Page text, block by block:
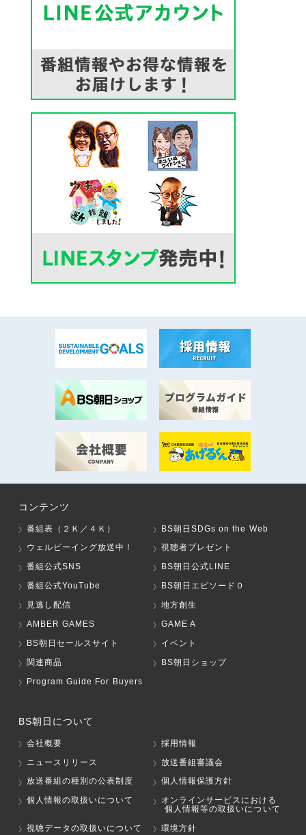
コンテンツ
番組表（２Ｋ／４Ｋ）
BS朝日SDGs on the Web
ウェルビーイング放送中！
視聴者プレゼント
番組公式SNS
BS朝日公式LINE
番組公式YouTube
BS朝日エピソード０
見逃し配信
地方創生
AMBER GAMES
GAME A
BS朝日セールスサイト
イベント
関連商品
BS朝日ショップ
Program Guide For Buyers
BS朝日について
会社概要
採用情報
ニュースリリース
放送番組審議会
放送番組の種別の公表制度
個人情報保護方針
個人情報の取扱いについて
オンラインサービスにおける
個人情報等の取扱いについて
視聴データの取扱いについて
環境方針